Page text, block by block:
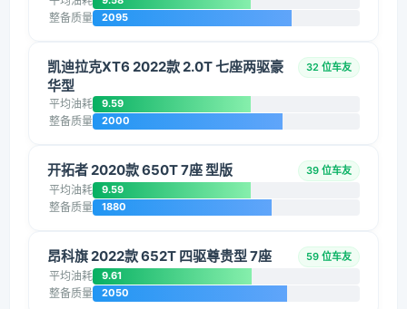
整备质量 2095
凯迪拉克XT6 2022款 2.0T 七座两驱豪
华型
32 位车友
平均油耗 9.59
整备质量 2000
开拓者 2020款 650T 7座 型版 39 位车友
平均油耗 9.59
整备质量 1880
昂科旗 2022款 652T 四驱尊贵型 7座 59 位车友
平均油耗 9.61
整备质量 2050